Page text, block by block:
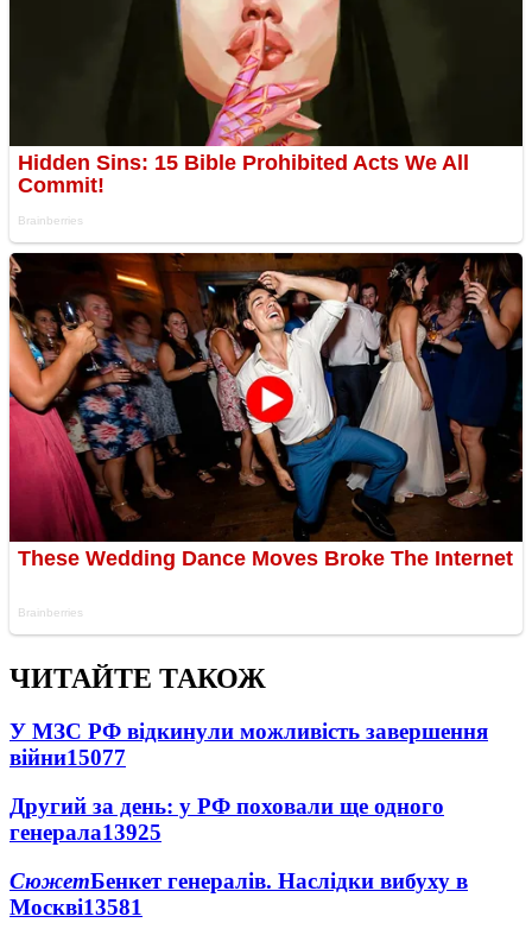
ЧИТАЙТЕ ТАКОЖ
У МЗС РФ відкинули можливість завершення
війни15077
Другий за день: у РФ поховали ще одного
генерала13925
СюжетБенкет генералів. Наслідки вибуху в
Москві13581